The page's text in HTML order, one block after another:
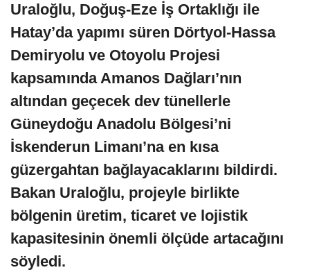
Uraloğlu, Doğuş-Eze İş Ortaklığı ile
Hatay’da yapımı süren Dörtyol-Hassa
Demiryolu ve Otoyolu Projesi
kapsamında Amanos Dağları’nın
altından geçecek dev tünellerle
Güneydoğu Anadolu Bölgesi’ni
İskenderun Limanı’na en kısa
güzergahtan bağlayacaklarını bildirdi.
Bakan Uraloğlu, projeyle birlikte
bölgenin üretim, ticaret ve lojistik
kapasitesinin önemli ölçüde artacağını
söyledi.